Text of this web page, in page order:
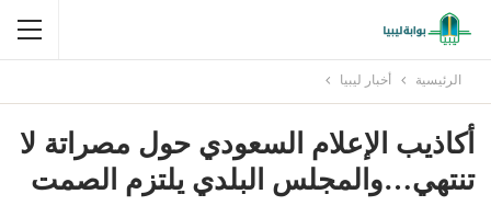
الرئيسية أخبار ليبيا
أكاذيب الإعلام السعودي حول مصراتة لا
تنتهي…والمجلس البلدي يلتزم الصمت